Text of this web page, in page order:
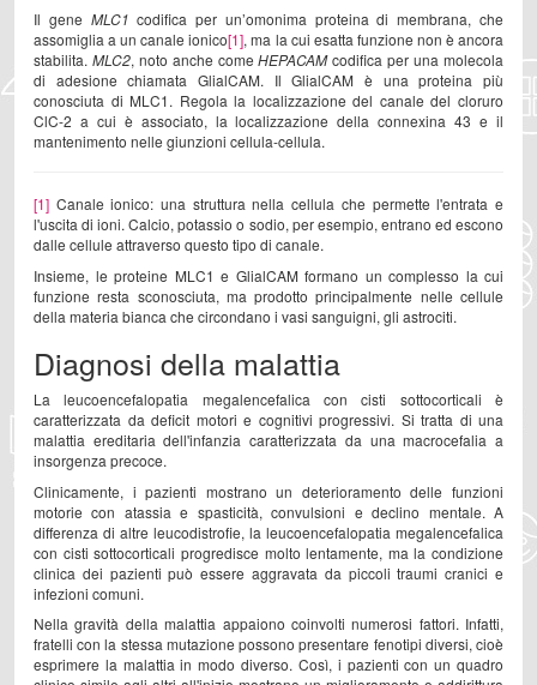
Il gene MLC1 codifica per un’omonima proteina di membrana, che
assomiglia a un canale ionico[1], ma la cui esatta funzione non è ancora
stabilita. MLC2, noto anche comeHEPACAMcodifica per una molecola
di adesione chiamata GlialCAM. Il GlialCAM è una proteina più
conosciuta di MLC1. Regola la localizzazione del canale del cloruro
ClC-2 a cui è associato, la localizzazione della connexina 43 e il
mantenimento nelle giunzioni cellula-cellula.
[1] Canale ionico: una struttura nella cellula che permette l'entrata e
l'uscita di ioni. Calcio, potassio o sodio, per esempio, entrano ed escono
dalle cellule attraverso questo tipo di canale.
Insieme, le proteine MLC1 e GlialCAM formano un complesso la cui
funzione resta sconosciuta, ma prodotto principalmente nelle cellule
della materia bianca che circondano i vasi sanguigni, gli astrociti.
Diagnosi della malattia
La leucoencefalopatia megalencefalica con cisti sottocorticali è
caratterizzata da deficit motori e cognitivi progressivi. Si tratta di una
malattia ereditaria dell'infanzia caratterizzata da una macrocefalia a
insorgenza precoce.
Clinicamente, i pazienti mostrano un deterioramento delle funzioni
motorie con atassia e spasticità, convulsioni e declino mentale. A
differenza di altre leucodistrofie, la leucoencefalopatia megalencefalica
con cisti sottocorticali progredisce molto lentamente, ma la condizione
clinica dei pazienti può essere aggravata da piccoli traumi cranici e
infezioni comuni.
Nella gravità della malattia appaiono coinvolti numerosi fattori. Infatti,
fratelli con la stessa mutazione possono presentare fenotipi diversi, cioè
esprimere la malattia in modo diverso. Così, i pazienti con un quadro